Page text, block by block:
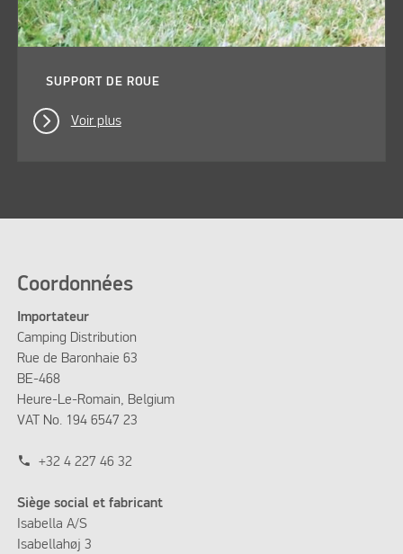
SUPPORT DE ROUE
Voir plus
Coordonnées
Importateur
Camping Distribution
Rue de Baronhaie 63
BE-468
Heure-Le-Romain, Belgium
VAT No. 194 6547 23
phone +32 4 227 46 32
Siège social et fabricant
Isabella A/S
Isabellahøj 3